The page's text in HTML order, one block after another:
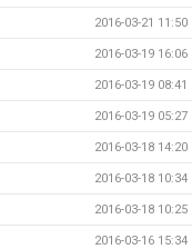
2016-03-21 11:50
2016-03-19 16:06
2016-03-19 08:41
2016-03-19 05:27
2016-03-18 14:20
2016-03-18 10:34
2016-03-18 10:25
2016-03-16 15:34